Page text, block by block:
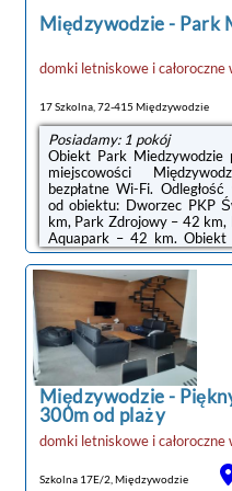
Międzywodzie- Park
domki letniskowe i całoroczne
17 Szkolna, 72-415 Międzywodzie
Posiadamy: 1 pokój
Obiekt Park Miedzywodzie
miejscowości
bezpłatne Wi-Fi.
od obiektu: Dworzec PKP
km, Park Zdrojowy – 42
Aquapark – 42 km. Obiekt
oraz bezpłatny prywatny
w odległości 500 m
Międzywodziu.W
zapewniono taras, kilka
telewizorem z płaskim
standardowym
lodówka i zmywarka, a
(2) z prysznicem. Goście
widok ...
Międzywodzie-
300m od plaży
domki letniskowe i całoroczne
Szkolna 17E/2, Międzywodzie